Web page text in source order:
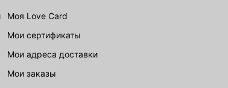
Моя Love Card
Мои сертификаты
Мои адреса доставки
Мои заказы